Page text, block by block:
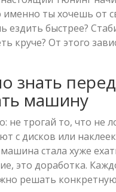
именно ты хочешь от
ездить быстрее?
круче? От этого
знать
машину
не трогай то, что не
с дисков или
стала хуже
это доработка.
решать конкретную